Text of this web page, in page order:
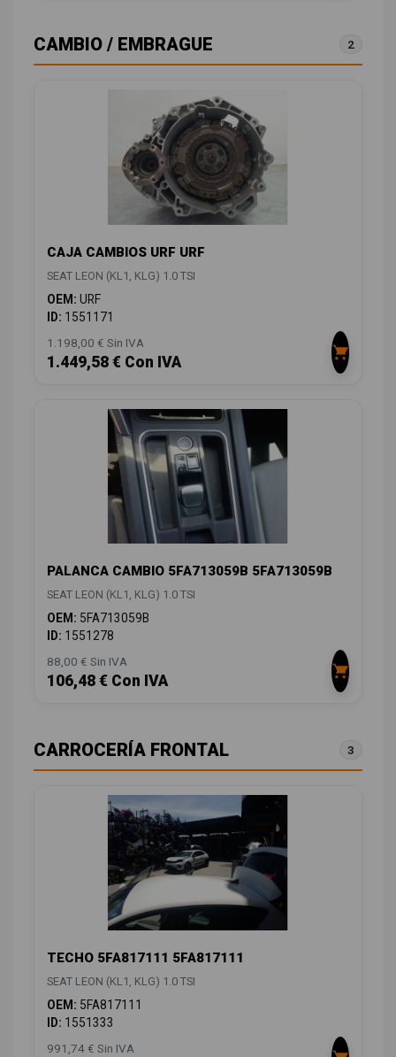
CAMBIO / EMBRAGUE 2
CAJA CAMBIOS URF URF
SEAT LEON (KL1, KLG) 1.0 TSI
OEM: URF
ID: 1551171
1.198,00 € Sin IVA
1.449,58 € Con IVA
PALANCA CAMBIO 5FA713059B 5FA713059B
SEAT LEON (KL1, KLG) 1.0 TSI
OEM: 5FA713059B
ID: 1551278
88,00 € Sin IVA
106,48 € Con IVA
CARROCERÍA FRONTAL 3
TECHO 5FA817111 5FA817111
SEAT LEON (KL1, KLG) 1.0 TSI
OEM: 5FA817111
ID: 1551333
991,74 € Sin IVA